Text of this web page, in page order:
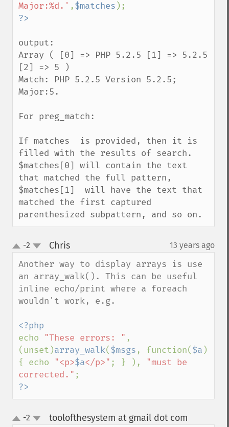
Major:%d.' ,$matches
output:
Array ( [0] => PHP 5.2.5 [1] => 5.2.5
[2] => 5 )
Match: PHP 5.2.5 Version 5.2.5;
Major:5.
For preg_match:
If matches  is provided, then it is
filled with the results of search.
$matches[0] will contain the text
that matched the full pattern,
$matches[1]  will have the text that
matched the first captured
parenthesized subpattern, and so on.
up
down
-2 Chris¶ 13 years ago
Another way to display arrays is use
an array_walk(). This can be useful
inline echo/print where a foreach
wouldn't work, e.g.
echo
"These errors: " ,
(unset)array_walk($msgs , function($a )
{ echo
"<p>$a</p>" ; } ),
"must be
corrected."
?>
up-2 toolofthesystem at gmail dot com